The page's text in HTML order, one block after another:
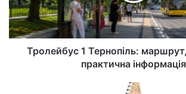
Тролейбус 1 Тернопіль:
практична інформація